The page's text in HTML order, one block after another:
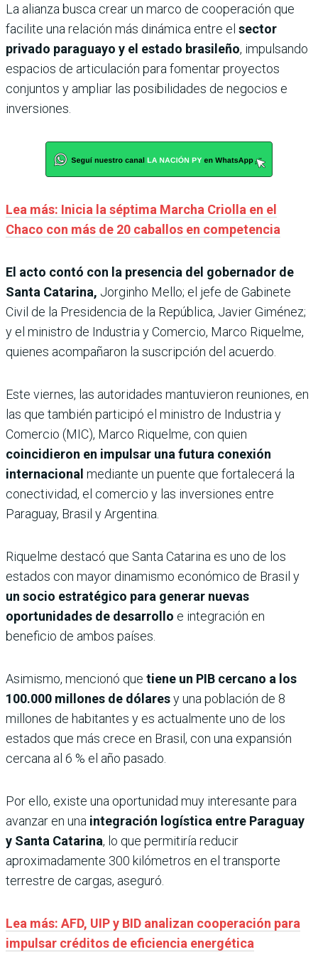
La alianza busca crear un marco de cooperación que
facilite una relación más dinámica entre el sector
privado paraguayo y el estado brasileño, impulsando
espacios de articulación para fomentar proyectos
conjuntos y ampliar las posibilidades de negocios e
inversiones.
Lea más: Inicia la séptima Marcha Criolla en el
Chaco con más de 20 caballos en competencia
El acto contó con la presencia del gobernador de
Santa Catarina, Jorginho Mello; el jefe de Gabinete
Civil de la Presidencia de la República, Javier Giménez;
y el ministro de Industria y Comercio, Marco Riquelme,
quienes acompañaron la suscripción del acuerdo.
Este viernes, las autoridades mantuvieron reuniones, en
las que también participó el ministro de Industria y
Comercio (MIC), Marco Riquelme, con quien
coincidieron en impulsar una futura conexión
internacional mediante un puente que fortalecerá la
conectividad, el comercio y las inversiones entre
Paraguay, Brasil y Argentina.
Riquelme destacó que Santa Catarina es uno de los
estados con mayor dinamismo económico de Brasil y
un socio estratégico para generar nuevas
oportunidades de desarrollo e integración en
beneficio de ambos países.
Asimismo, mencionó que tiene un PIB cercano a los
100.000 millones de dólaresy una población de 8
millones de habitantes y es actualmente uno de los
estados que más crece en Brasil, con una expansión
cercana al 6 % el año pasado.
Por ello, existe una oportunidad muy interesante para
avanzar en una integración logística entre Paraguay
y Santa Catarina, lo que permitiría reducir
aproximadamente 300 kilómetros en el transporte
terrestre de cargas, aseguró.
Lea más: AFD, UIP y BID analizan cooperación para
impulsar créditos de eficiencia energética